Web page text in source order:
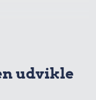
udvikle